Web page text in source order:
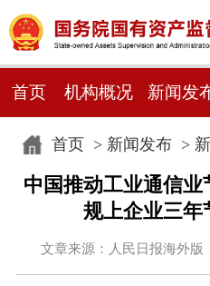
首页 机构概况 新闻发
首页> 新闻发布>
中国推动工业通信
规上企业三年
文章来源：人民日报海外